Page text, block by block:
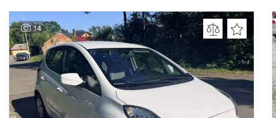
AUTO FALTYS s.r.o.
Praha 9 - Čakovice
(0x)
14